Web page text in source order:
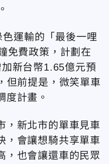
運輸的「最後一哩
免費政策，計劃在
新台幣1.65億元預
但前提是，微笑單車
度計畫。
，新北市的單車見車
，會讓想騎共享單車
，也會讓還車的民眾